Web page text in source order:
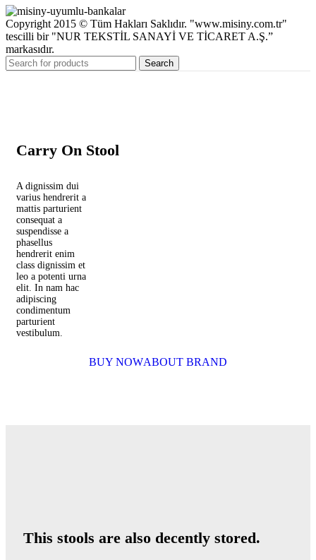
Copyright 2015 © Tüm Hakları Saklıdır. "www.misiny.com.tr"
tescilli bir "NUR TEKSTİL SANAYİ VE TİCARET A.Ş.”
markasıdır.
Search
Carry On Stool
A dignissim dui
varius hendrerit a
mattis parturient
consequat a
suspendisse a
phasellus
hendrerit enim
class dignissim et
leo a potenti urna
elit. In nam hac
adipiscing
condimentum
parturient
vestibulum.
BUY NOWABOUT BRAND
This stools are also decently stored.